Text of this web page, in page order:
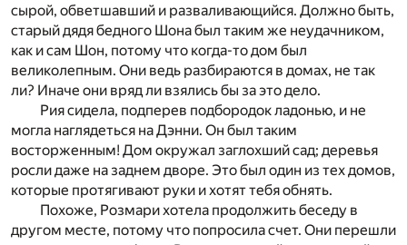
сырой, обветшавший и разваливающийся. Должно быть,
старый дядя бедного Шона был таким же неудачником,
как и сам Шон, потому что когда-то дом был
великолепным. Они ведь разбираются в домах, не так
ли? Иначе они вряд ли взялись бы за это дело.
Рия сидела, подперев подбородок ладонью, и не
могла наглядеться на Дэнни. Он был таким
восторженным! Дом окружал заглохший сад; деревья
росли даже на заднем дворе. Это был один из тех домов,
которые протягивают руки и хотят тебя обнять.
Похоже, Розмари хотела продолжить беседу в
другом месте, потому что попросила счет. Они перешли